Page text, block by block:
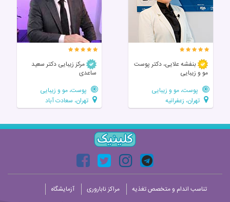
بنفشه علایی، دکتر پوست
مو و زیبایی
پوست، مو و زیبایی
تهران، زعفرانیه
مرکز زیبایی دکتر سعید
ساعدی
پوست، مو و زیبایی
تهران، سعادت آباد
تناسب اندام و متخصص تغذیه مراکز ناباروری
آزمایشگاه